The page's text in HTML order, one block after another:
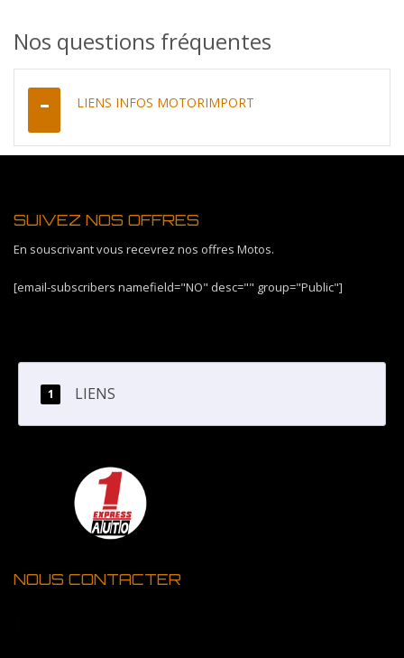
Nos questions fréquentes
LIENS INFOS MOTORIMPORT
SUIVEZ NOS OFFRES
En souscrivant vous recevrez nos offres Motos.
[email-subscribers namefield="NO" desc="" group="Public"]
LIENS
NOUS CONTACTER